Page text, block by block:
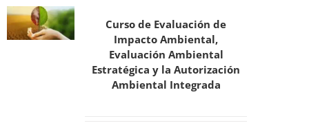
Curso de Evaluación de
Impacto Ambiental,
Evaluación Ambiental
Estratégica y la Autorización
Ambiental Integrada